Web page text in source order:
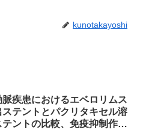
kunotakayoshi
脈疾患におけるエベロリムス
ステントとパクリタキセル溶
テントの比較、免疫抑制作